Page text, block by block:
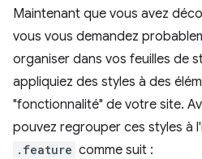
Maintenant que vous avez
vous vous demandez
organiser dans vos feuilles de
appliquiez des styles à des
"fonctionnalité" de votre site.
pouvez regrouper ces styles à
.feature comme suit :